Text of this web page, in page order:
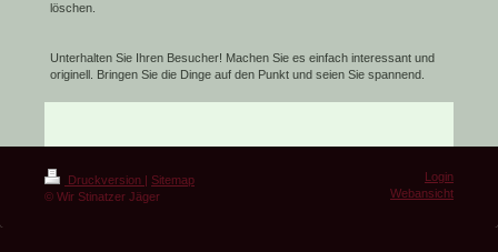
löschen.
Unterhalten Sie Ihren Besucher! Machen Sie es einfach interessant und
originell. Bringen Sie die Dinge auf den Punkt und seien Sie spannend.
Druckversion | Sitemap
© Wir Stinatzer Jäger
Login
Webansicht